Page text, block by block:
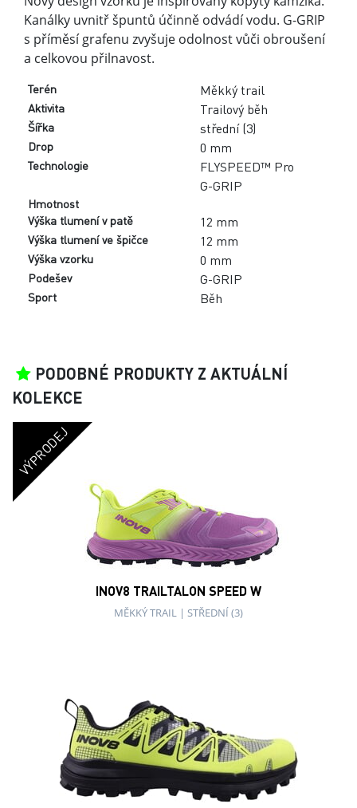
PODOBNÉ PRODUKTY Z AKTUÁLNÍ
KOLEKCE
VÝPRODEJ
INOV8 TRAILTALON SPEED W
STŘEDNÍ (3)
INOV8 MUDTALON ZERO v2 W
BAHNO |ŠIROKÁ (4,5)